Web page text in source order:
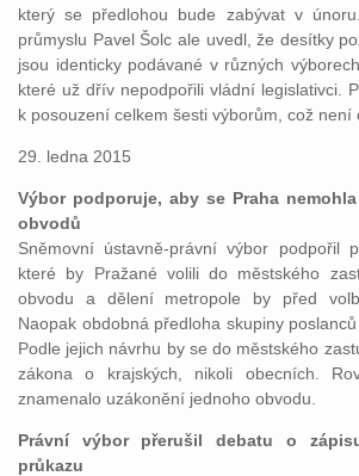
který se předlohou bude zabývat v
průmyslu Pavel Šolc ale uvedl, že desítky
jsou identicky podávané v různých
které už dřív nepodpořili vládní legislativci.
k posouzení celkem šesti výborům, což není
29. ledna 2015
Výbor podporuje, aby se Praha
obvodů
Sněmovní ústavně-právní výbor podpořil
které by Pražané volili do městského
obvodu a dělení metropole by před
Naopak obdobná předloha skupiny
Podle jejich návrhu by se do městského
zákona o krajských, nikoli obecních.
znamenalo uzákonění jednoho obvodu.
Právní výbor přerušil debatu o
průkazu